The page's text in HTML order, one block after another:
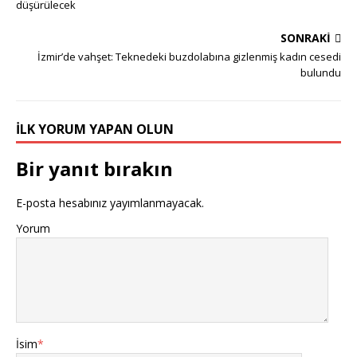
düşürülecek
SONRAKI
İzmir’de vahşet: Teknedeki buzdolabına gizlenmiş kadın cesedi
bulundu
İLK YORUM YAPAN OLUN
Bir yanıt bırakın
E-posta hesabınız yayımlanmayacak.
Yorum
İsim*